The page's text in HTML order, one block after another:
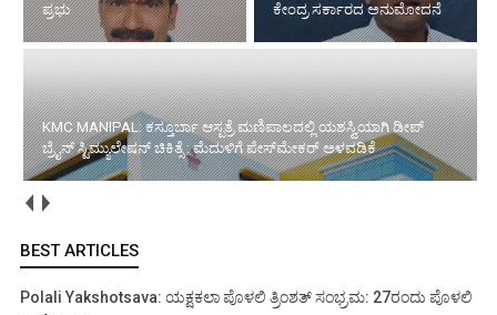
ಪ್ರಭು
ಕೇಂದ್ರ ಸರ್ಕಾರದ ಅನುಮೋದನೆ
KMC MANIPAL: ಕಸ್ತೂರ್ಬಾ ಆಸ್ಪತ್ರೆ ಮಣಿಪಾಲದಲ್ಲಿ ಯಶಸ್ವಿಯಾಗಿ ಡೀಪ್
ಬ್ರೈನ್ ಸ್ಟಿಮ್ಯುಲೇಷನ್ ಚಿಕಿತ್ಸೆ : ಮೆದುಳಿಗೆ ಪೇಸ್‌ಮೇಕರ್ ಅಳವಡಿಕೆ
BEST ARTICLES
Polali Yakshotsava: ಯಕ್ಷಕಲಾ ಪೊಳಲಿ ತ್ರಿಂಶತ್ ಸಂಭ್ರಮ: 27ರಂದು ಪೊಳಲಿ